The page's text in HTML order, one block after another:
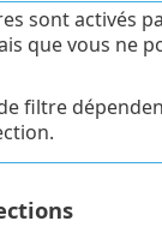
sont activés
que vous ne
filtre